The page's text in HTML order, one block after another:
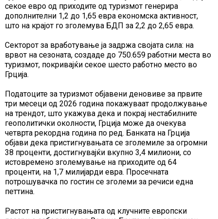
секое евро од приходите од туризмот генерира
дополнителни 1,2 до 1,65 евра економска активност,
што на крајот го зголемува БДП за 2,2 до 2,65 евра.
Секторот за вработување ја задржа својата сила: на
врвот на сезоната, создаде до 750.659 работни места во
туризмот, покривајќи секое шесто работно место во
Грција.
Податоците за туризмот објавени деновиве за првите
три месеци од 2026 година покажуваат продолжување
на трендот, што укажува дека и покрај нестабилните
геополитички околности, Грција може да очекува
четврта рекордна година по ред. Банката на Грција
објави дека пристигнувањата се зголемиле за огромни
38 проценти, достигнувајќи вкупно 3,4 милиони, со
истовремено зголемување на приходите од 64
проценти, на 1,7 милијарди евра. Просечната
потрошувачка по гостин се зголеми за речиси една
петтина.
Растот на пристигнувањата од клучните европски